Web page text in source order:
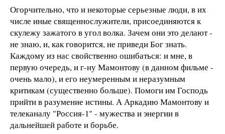
Огорчительно, что и некоторые серьезные люди, в их
числе иные священнослужители, присоединяются к
скулежу зажатого в угол волка. Зачем они это делают -
не знаю, и, как говорится, не приведи Бог знать.
Каждому из нас свойственно ошибаться: и мне, в
первую очередь, и г-ну Мамонтову (в данном фильме -
очень мало), и его неумеренным и неразумным
критикам (существенно больше). Помоги им Господь
прийти в разумение истины. А Аркадию Мамонтову и
телеканалу "Россия-1" - мужества и энергии в
дальнейшей работе и борьбе.